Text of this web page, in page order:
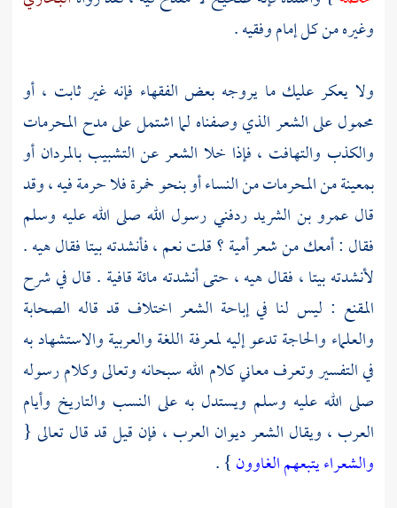
وغيره من كل إمام وفقيه .
ولا يعكر عليك ما يروجه بعض الفقهاء فإنه غير ثابت ، أو
محمول على الشعر الذي وصفناه لما اشتمل على مدح المحرمات
والكذب والتهافت ، فإذا خلا الشعر عن التشبيب بالمردان أو
بمعينة من المحرمات من النساء أو بنحو خمرة فلا حرمة فيه ، وقد
قالعمرو بن الشريدردفني رسول الله صلى الله عليه وسلم
فقال : أمعك من شعرأمية؟ قلت نعم ، فأنشدته بيتا فقال هيه .
لأنشدته بيتا ، فقال هيه ، حتى أنشدته مائة قافية . قال في شرح
المقنع : ليس لنا في إباحة الشعر اختلاف قد قاله الصحابة
والعلماء والحاجة تدعو إليه لمعرفة اللغة والعربية والاستشهاد به
في التفسير وتعرف معاني كلام الله سبحانه وتعالى وكلام رسوله
صلى الله عليه وسلم ويستدل به على النسب والتاريخ وأيام
العرب ، ويقال الشعر ديوان العرب ، فإن قيل قد قال تعالى {
والشعراء يتبعهم الغاوون} .